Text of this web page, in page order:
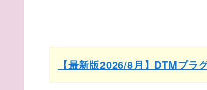
【最新版2026/8月】DTMプラ